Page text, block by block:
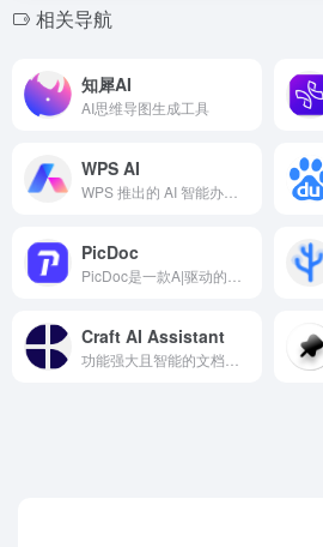
相关导航
知犀AI
AI思维导图生成工具
WPS AI
PicDoc
Craft AI Assistant